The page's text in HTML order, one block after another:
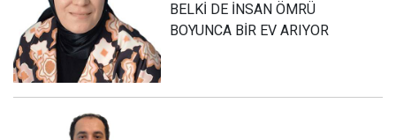
BELKİ DE İNSAN ÖMRÜ
BOYUNCA BİR EV ARIYOR